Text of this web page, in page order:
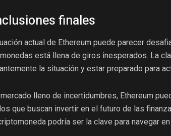
finales
actual de Ethereum puede parecer
está llena de giros inesperados. La
la situación y estar preparado para
mercado lleno de incertidumbres, Ethereum
que buscan invertir en el futuro de las
podría ser la clave para navegar